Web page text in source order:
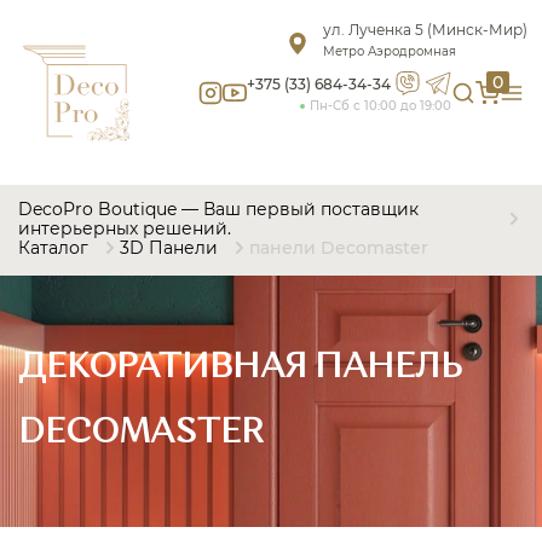
ул. Лученка 5 (Минск-Мир)
Метро Аэродромная
+375 (33) 684-34-34
Пн-Сб с 10:00 до 19:00
0
DecoPro Boutique — Ваш первый поставщик
интерьерных решений.
Каталог
3D Панели панели Decomaster
ДЕКОРАТИВНАЯ ПАНЕЛЬ
DECOMASTER